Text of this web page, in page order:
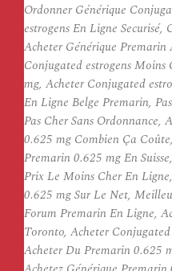
Ordonner Générique
estrogens En Ligne
Acheter Générique
Conjugated estrogens
mg, Acheter Conjugated
En Ligne Belge Premarin,
Pas Cher Sans
0.625 mg Combien Ça
Premarin 0.625 mg En
Prix Le Moins Cher En
0.625 mg Sur Le Net,
Forum Premarin En Ligne,
Toronto, Acheter
Acheter Du Premarin 0.625